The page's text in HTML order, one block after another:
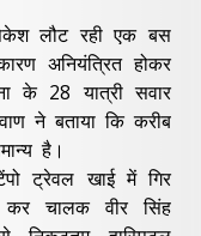
लौट रही एक बस
अनियंत्रित होकर
के 28 यात्री सवार
ने बताया कि करीब
है।
ट्रेवल खाई में गिर
चालक वीर सिंह